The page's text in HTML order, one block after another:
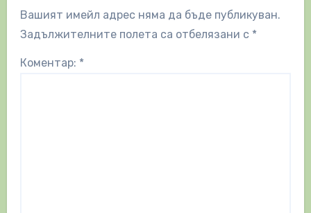
Вашият имейл адрес няма да бъде публикуван.
Задължителните полета са отбелязани с *
Коментар: *